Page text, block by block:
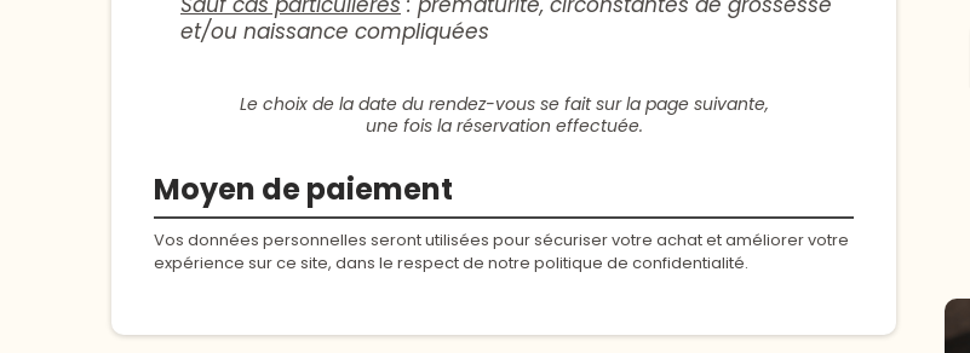
et/ou naissance compliquées
Le choix de la date du rendez-vous se fait sur la page suivante,
une fois la réservation effectuée.
Moyen de paiement
Vos données personnelles seront utilisées pour sécuriser votre achat et améliorer votre
expérience sur ce site, dans le respect de notre politique de confidentialité.